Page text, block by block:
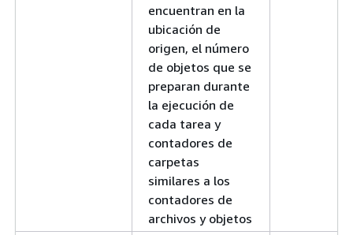
encuentran en la
ubicación de
origen, el número
de objetos que se
preparan durante
la ejecución de
cada tarea y
contadores de
carpetas
similares a los
contadores de
archivos y objetos